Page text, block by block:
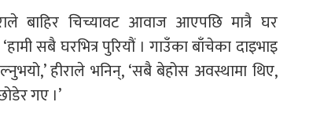
बाहिर चिच्यावट आवाज आएपछि मात्रै घर
सबै घरभित्र पुरियौं । गाउँका बाँचेका दाइभाइ
हीराले भनिन्, ‘सबै बेहोस अवस्थामा थिए,
गए ।’